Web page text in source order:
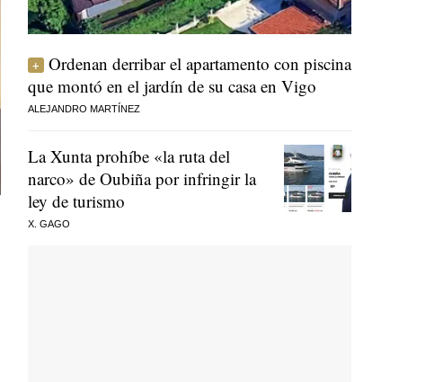
Ordenan derribar el apartamento con piscina
que montó en el jardín de su casa en Vigo
ALEJANDRO MARTÍNEZ
La Xunta prohíbe «la ruta del
narco» de Oubiña por infringir la
ley de turismo
X. GAGO